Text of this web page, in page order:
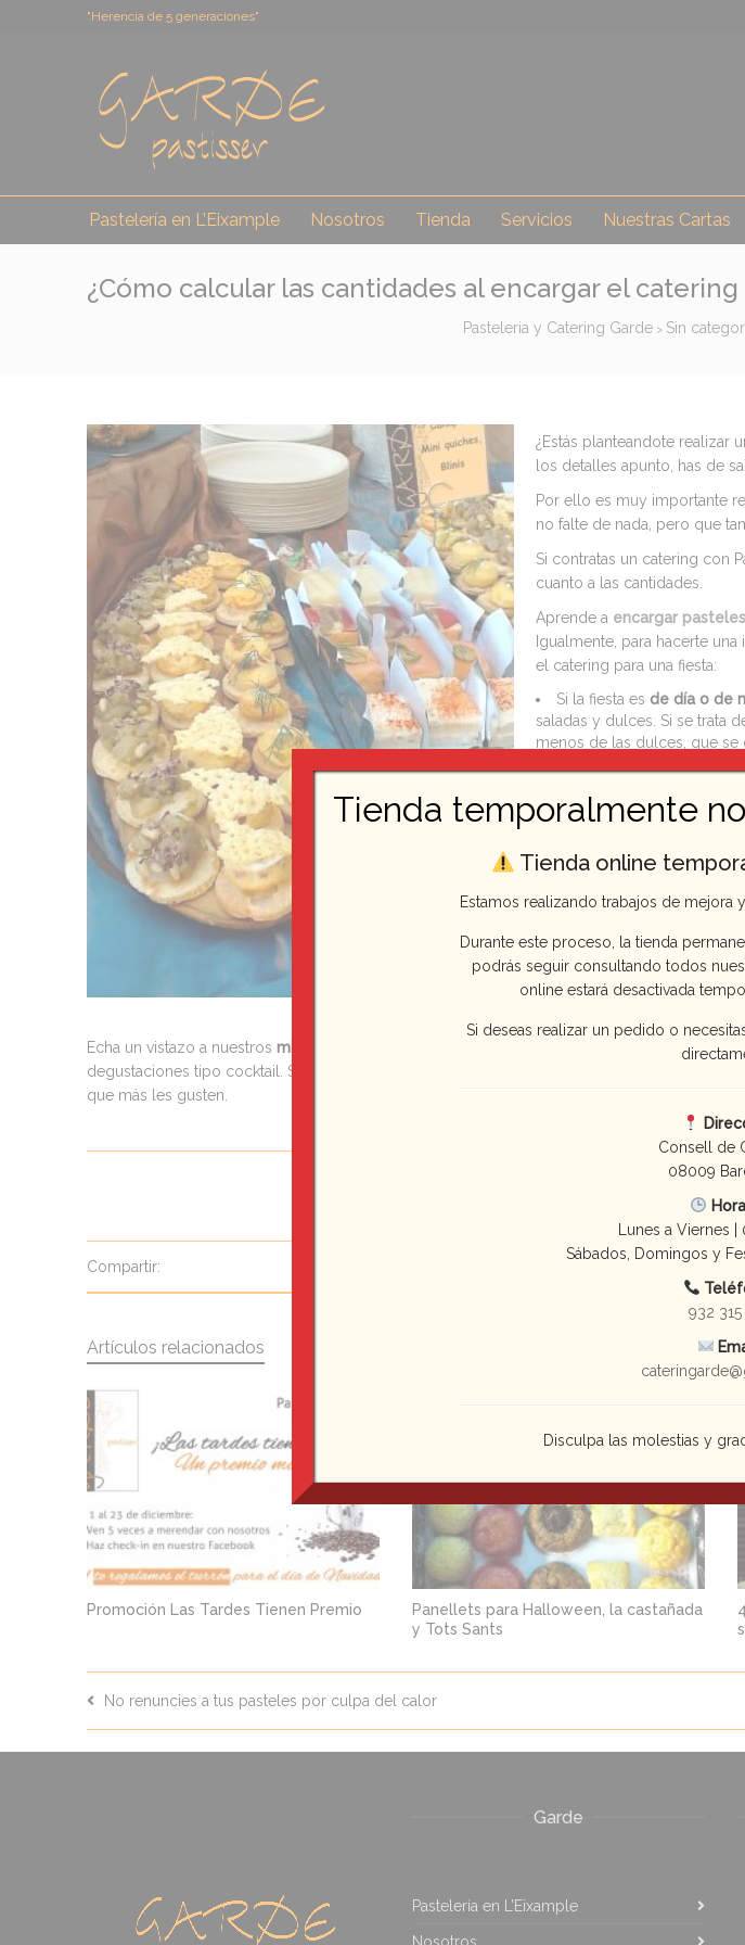
"Herencia de 5 generaciones"
Pastelería en L’Eixample Nosotros Tienda Servicios Nuestras Cartas
¿Cómo calcular las cantidades al encargar el
Pasteleria y Catering Garde> Sin
¿Estás planteandote realizar
los detalles apunto, has de
Por ello es muy importante
no falte de nada, pero que
Si contratas un catering con
cuanto a las cantidades.
Aprende a encargar
Igualmente, para hacerte
el catering para una fiesta:
Si la fiesta es de día o de
saladas y dulces. Si se trata
menos de las dulces, que se
: es
caso las cantidades
un papel protagonista (por
preverse de 14 a 18 piezas
Estilo de fiesta:es muy
previstos, para acabar de
Una cosa es segura: con la
Barcelonaorganizados por
Echa un vistazo a nuestros mini bocaditos, vasitos con tapa, fajitas de pollo, canapés,
degustaciones tipo cocktail. Son muy fáciles de consumir de una pieza y das la
que más les gusten.
Compartir:
Artículos relacionados
Promoción Las Tardes Tienen Premio
Panellets para Halloween, la castañada
y Tots Sants
No renuncies a tus pasteles por culpa del calor
Garde
Pastelería en L’Eixample
Nosotros
Tienda temporalmente
Tienda online
Estamos realizando trabajos de mejora
Durante este proceso, la tienda
podrás seguir consultando todos
online estará desactivada
Si deseas realizar un pedido o
Consell de
08009
Lunes a Viernes |
Sábados, Domingos y
932 315
Disculpa las molestias y